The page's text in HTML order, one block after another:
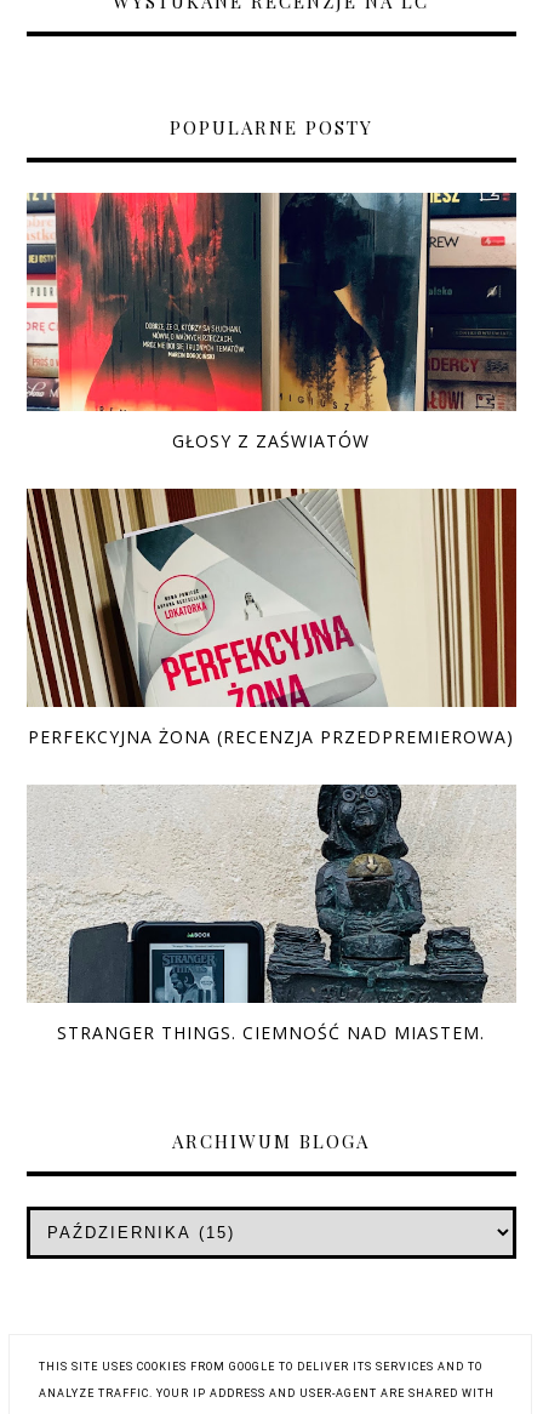
POPULARNE POSTY
GŁOSY Z ZAŚWIATÓW
PERFEKCYJNA ŻONA (RECENZJA PRZEDPREMIEROWA)
STRANGER THINGS. CIEMNOŚĆ NAD MIASTEM.
ARCHIWUM BLOGA
THIS SITE USES COOKIES FROM GOOGLE TO DELIVER ITS SERVICES AND TO
ANALYZE TRAFFIC. YOUR IP ADDRESS AND USER-AGENT ARE SHARED WITH